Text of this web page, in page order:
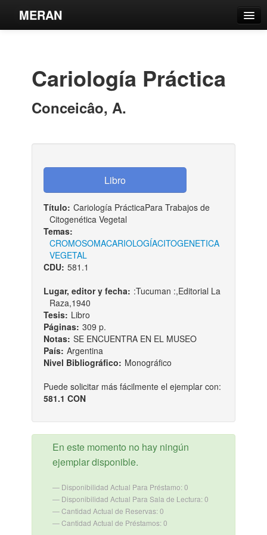
MERAN
Estantes Virtuales
Cariología Práctica
Conceicâo, A.
Título: Cariología PrácticaPara Trabajos de
Citogenética Vegetal
Temas:
CROMOSOMACARIOLOGÍACITOGENETICA
VEGETAL
CDU: 581.1
Lugar, editor y fecha: :Tucuman :,Editorial La
Raza,1940
Tesis: Libro
Páginas: 309 p.
Notas: SE ENCUENTRA EN EL MUSEO
País: Argentina
Nivel Bibliográfico: Monográfico
Puede solicitar más fácilmente el ejemplar con:
581.1 CON
En este momento no hay ningún
ejemplar disponible.
Disponibilidad Actual Para Préstamo: 0
Disponibilidad Actual Para Sala de Lectura: 0
Cantidad Actual de Reservas: 0
Cantidad Actual de Préstamos: 0